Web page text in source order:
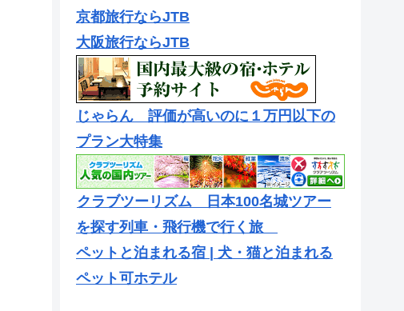
京都旅行ならJTB
大阪旅行ならJTB
じゃらん 評価が高いのに１万円以下の
プラン大特集
クラブツーリズム 日本100名城ツアー
を探す列車・飛行機で行く旅
ペットと泊まれる宿 | 犬・猫と泊まれる
ペット可ホテル